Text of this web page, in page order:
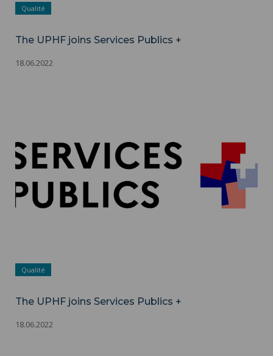
Qualité
The UPHF joins Services Publics +
18.06.2022
Qualité
The UPHF joins Services Publics +
18.06.2022